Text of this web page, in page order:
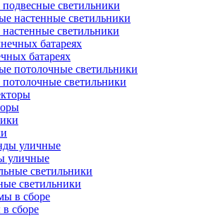
светильники
светильники
батареях
светильники
уличные
светильники
сборе